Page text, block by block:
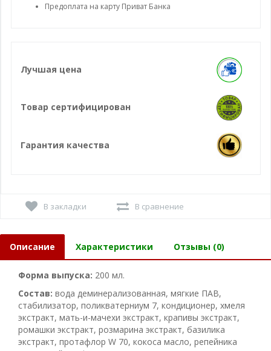
Предоплата на карту Приват Банка
Лучшая цена
Товар сертифицирован
Гарантия качества
В закладки В сравнение
Описание Характеристики Отзывы (0)
Форма выпуска: 200 мл.
Состав: вода деминерализованная, мягкие ПАВ,
стабилизатор, поликватерниум 7, кондиционер, хмеля
экстракт, мать-и-мачехи экстракт, крапивы экстракт,
ромашки экстракт, розмарина экстракт, базилика
экстракт, протафлор W 70, кокоса масло, репейника